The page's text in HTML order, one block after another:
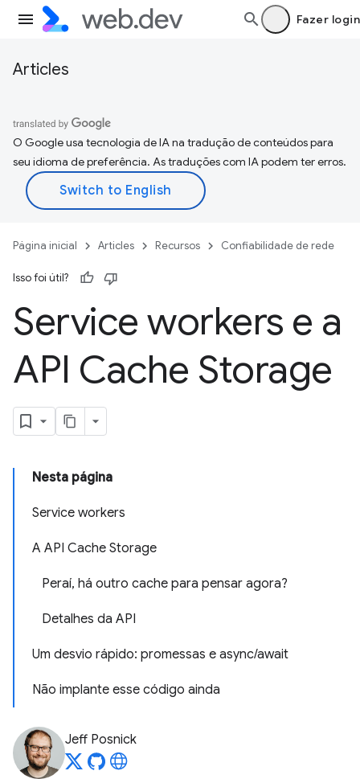
Fazer login
Articles
O Google usa tecnologia de IA na tradução de conteúdos para
seu idioma de preferência. As traduções com IA podem ter erros.
Página inicial Articles Recursos Confiabilidade de rede
Isso foi útil?
Service workers e a
API Cache Storage
Nesta página
Service workers
A API Cache Storage
Peraí, há outro cache para pensar agora?
Detalhes da API
Um desvio rápido: promessas e async/await
Não implante esse código ainda
Jeff Posnick